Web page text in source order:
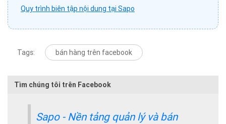
Quy trình biên tập nội dung tại Sapo
Tags: bán hàng trên facebook
Tìm chúng tôi trên Facebook
Sapo - Nền tảng quản lý và bán